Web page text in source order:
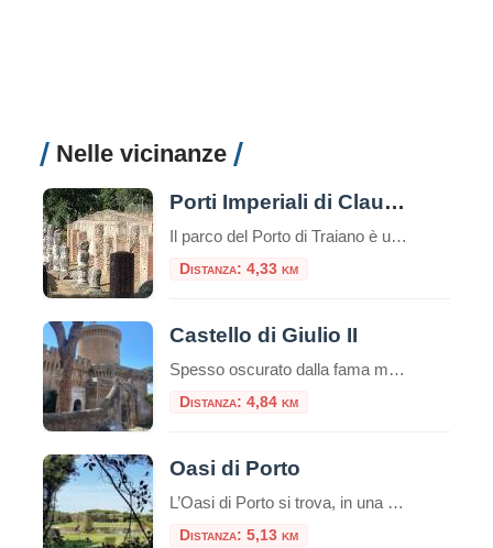
Nelle vicinanze
Porti Imperiali di Claudio e Traiano
Il parco del Porto di Traiano è un paesaggio di grandissimo valore culturale e naturale, in cui i resti dell’antico impianto portuale si legano al patrimonio arboreo e agli specchi d’acqua, in una unità armonica resa suggestiva dalle tracce del tempo
Distanza: 4,33 km
Castello di Giulio II
Spesso oscurato dalla fama mondiale dei vicini scavi archeologici romani, il Castello di Giulio II è una gemma rinascimentale che merita assolutamente una visita. Situato nel cuore del pittoresco borgo medievale di Ostia Antica, questa fortezza racconta una storia di papi guerrieri, dazi doganali e un fiume che ha cambiato corso. Se cercate una gita […]
Distanza: 4,84 km
Oasi di Porto
L’Oasi di Porto si trova, in una suggestiva cornice naturale, alla foce del Tevere, nei pressi di Fiumicino e si estende intorno all’antico Porto di Traiano, costruito nel II secolo d.C. sul preesistente Porto di Claudio. L’elemento caratterizzante è il lago, l’antico bacino portuale fatto costruire dall’imperatore Traiano (98 – 117 d.C.), in sostituzione del […]
Distanza: 5,13 km